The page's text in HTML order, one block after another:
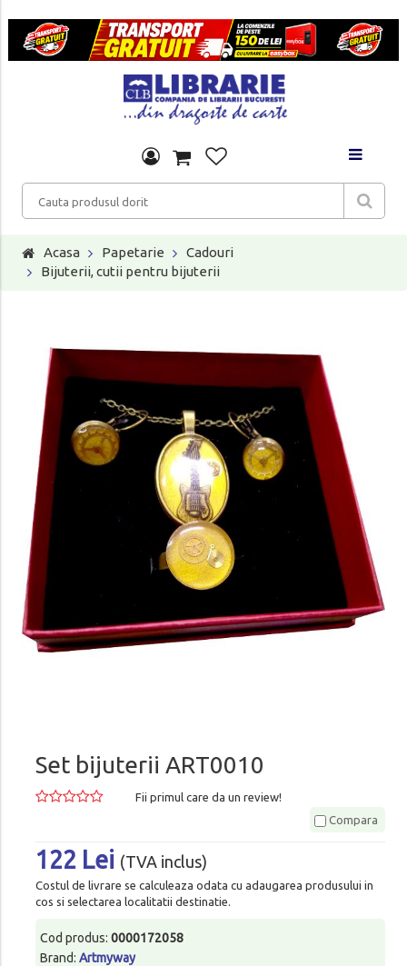
Acasa Papetarie
Cadouri
Bijuterii, cutii pentru bijuterii
Set bijuterii ART0010
Fii primul care da un review!
Compara
122 Lei (TVA inclus)
Costul de livrare se calculeaza odata cu adaugarea produsului in
cos si selectarea localitatii destinatie.
Cod produs: 0000172058
Brand: Artmyway